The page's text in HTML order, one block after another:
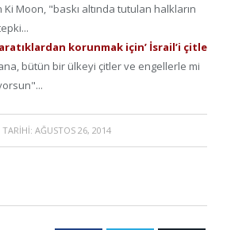
Ki Moon, "baskı altında tutulan halkların
korunmak için’ İsrail’i çitle
bütün bir ülkeyi çitler ve engellerle mi
TARIHI: AĞUSTOS 26, 2014